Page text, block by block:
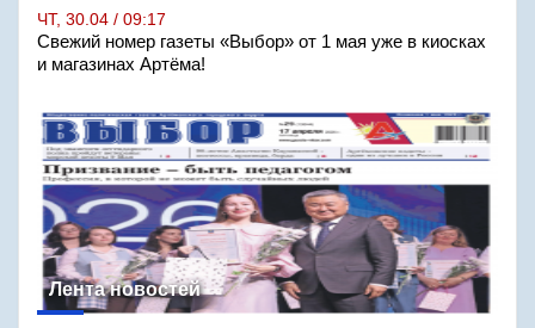
ЧТ, 30.04 / 09:17
Свежий номер газеты «Выбор» от 1 мая уже в киосках
и магазинах Артёма!
Лента новостей